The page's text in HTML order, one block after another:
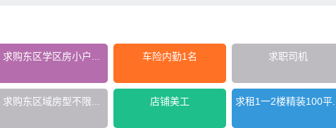
求购东区学区房小户... 车险内勤1名 求职司机
求购东区域房型不限... 店铺美工 求租1一2楼精装100平...